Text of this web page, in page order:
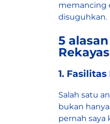
memancing
disuguhkan.
5
1.
Salah satu
bukan
pernah saya